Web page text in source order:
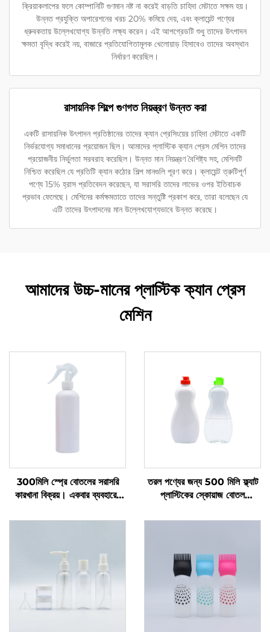
ক্রিয়াকলাপের ফলে কোম্পানিটি গুণমান নষ্ট না করেই বাড়তি চাহিদা মেটাতে সক্ষম হয়।
উন্নত প্রযুক্তি অপারেশনের খরচ 20% কমিয়ে দেয়, এবং ক্লায়েন্ট পণ্যের
ধ্রুবকতায় উল্লেখযোগ্য উন্নতি লক্ষ্য করেন। এই আপগ্রেডটি শুধু তাদের উৎপাদন
ক্ষমতা বৃদ্ধি করেই নয়, বাজারে প্রতিযোগিতামূলক খেলোয়াড় হিসাবেও তাদের অবস্থান
নির্ধারণ করেছিল।
রাসায়নিক শিল্পে গুণগত নিয়ন্ত্রণ উন্নত করা
একটি রাসায়নিক উৎপাদন প্রতিষ্ঠানের তাদের ক্যান প্রেসিংয়ের চাহিদা মেটাতে একটি
নির্ভরযোগ্য সমাধানের প্রয়োজন ছিল। আমাদের প্লাস্টিক ক্যান প্রেস মেশিন তাদের
প্রয়োজনীয় নির্ভুলতা সরবরাহ করেছিল। উন্নত মান নিয়ন্ত্রণ বৈশিষ্ট্য সহ, মেশিনটি
নিশ্চিত করেছিল যে প্রতিটি ক্যান কঠোর শিল্প মানগুলি পূরণ করে। ক্লায়েন্ট ত্রুটিপূর্ণ
পণ্যে 15% হ্রাস প্রতিবেদন করেছেন, যা সরাসরি তাদের লাভের ওপর ইতিবাচক
প্রভাব ফেলেছে। মেশিনের কর্মক্ষমতাতে তাদের সন্তুষ্টি প্রকাশ করে, তারা বলেছেন যে
এটি তাদের উৎপাদনের মান উল্লেখযোগ্যভাবে উন্নত করেছে।
আমাদের উচ্চ-মানের প্লাস্টিক ক্যান প্রেস
মেশিন
300মিলি স্প্রে বোতলের সরাসরি
কারখানা বিক্রয়। একবার ব্যবহারের
প্লাস্টিকের বোতল
তরল পণ্যের জন্য 500 মিলি ফ্ল্যাট
প্লাস্টিকের স্কোয়াজ বোতল
প্লাস্টিকের বোতল ডিশ সোপ এবং পেট